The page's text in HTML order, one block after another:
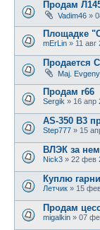
Продам
Vadim46 »
Площадке
mErLin » 11 авг
Продается
Maj.
Продам r66
Sergik » 16 апр
AS-350 B3
Step777 » 15
ВЛЭК за
Nick3 » 22 фев
Куплю
Летчик » 15
Продам
migalkin » 07